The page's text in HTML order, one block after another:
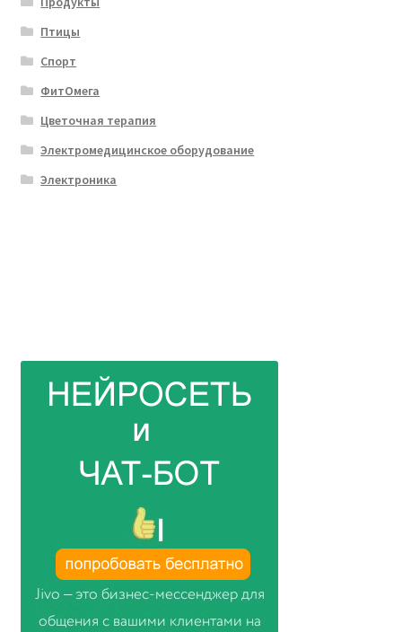
Птицы
Спорт
ФитОмега
Цветочная терапия
Электромедицинское оборудование
Электроника